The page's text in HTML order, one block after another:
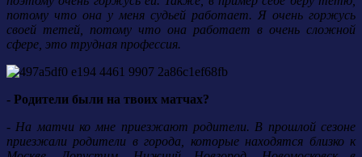
потому что она у меня судьей работает. Я очень горжусь
своей тетей, потому что она работает в очень сложной
сфере, это трудная профессия.
- Родители были на твоих матчах?
- На матчи ко мне приезжают родители. В прошлой сезоне
приезжали родители в города, которые находятся близко к